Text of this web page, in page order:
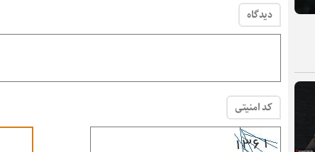
دیدگاه
کد امنیتی